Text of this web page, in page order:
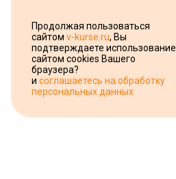
Продолжая пользоваться
сайтом v-kurse.ru, Вы
подтверждаете использование
сайтом cookies Вашего
браузера?
и соглашаетесь на обработку
персональных данных